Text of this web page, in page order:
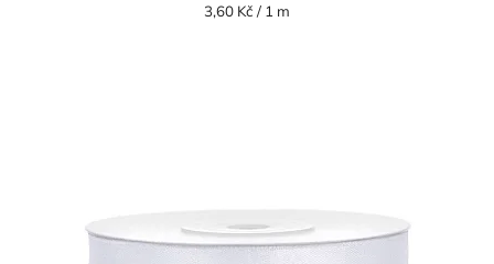
Měrná
3,60 Kč / 1 m